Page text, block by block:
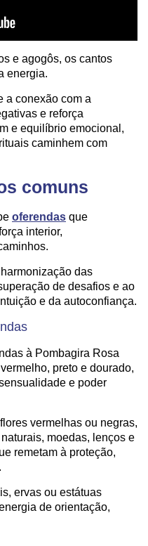
e agogôs, os cantos
energia.
a conexão com a
e reforça
e equilíbrio emocional,
caminhem com
comuns
oferendas que
interior,
das
de desafios e ao
e da autoconfiança.
à Pombagira Rosa
preto e dourado,
e poder
vermelhas ou negras,
moedas, lenços e
remetam à proteção,
ervas ou estátuas
de orientação,